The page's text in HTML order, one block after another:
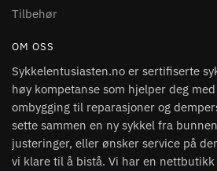
Tilbehør
OM OSS
Sykkelentusiasten.no er sertifiserte
høy kompetanse som hjelper deg
ombygging til reparasjoner og
sette sammen en ny sykkel fra
justeringer, eller ønsker service på
vi klare til å bistå. Vi har en